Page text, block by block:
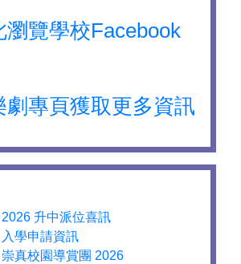
瀏覽學校Facebook
劇專頁獲取更多資訊
升中派位喜訊
學申請資訊
真校園導賞團 2026